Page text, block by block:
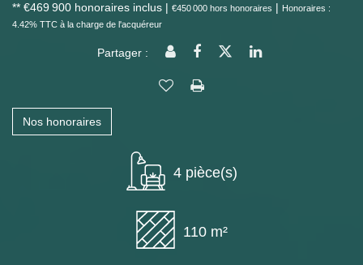
** €469 900 honoraires inclus | €450 000 hors honoraires | Honoraires :
4.42% TTC à la charge de l'acquéreur
Partager :
Nos honoraires
4 pièce(s)
110 m²